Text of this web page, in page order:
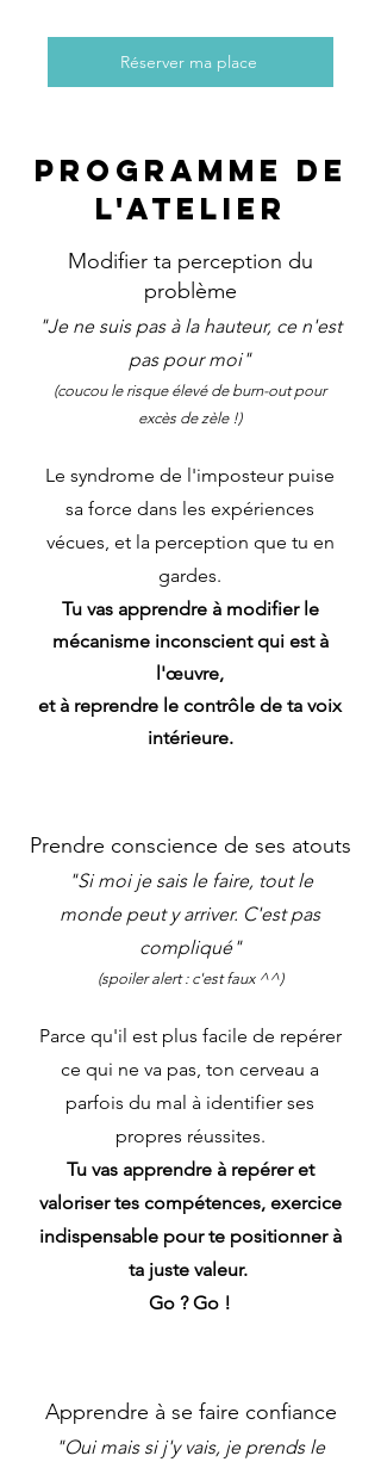
Réserver ma place
Programme DE
L'ATELIER
Modifier ta perception du
problème
"Je ne suis pas à la hauteur, ce n'est
pas pour moi"
(coucou le risque élevé de burn-out pour
excès de zèle !)
Le syndrome de l'imposteur puise
sa force dans les expériences
vécues, et la perception que tu en
gardes.
Tu vas apprendre à modifier le
mécanisme inconscient qui est à
l'œuvre,
et à reprendre le contrôle de ta voix
intérieure.
Prendre conscience de ses atouts
"Si moi je sais le faire, tout le
monde peut y arriver. C'est pas
compliqué"
(spoiler alert : c'est faux ^^)
Parce qu'il est plus facile de repérer
ce qui ne va pas, ton cerveau a
parfois du mal à identifier ses
propres réussites.
Tu vas apprendre à repérer et
valoriser tes compétences, exercice
indispensable pour tepositionner à
ta juste valeur.
Go ? Go !
Apprendre à se faire confiance
"Oui mais si j'y vais, je prends le